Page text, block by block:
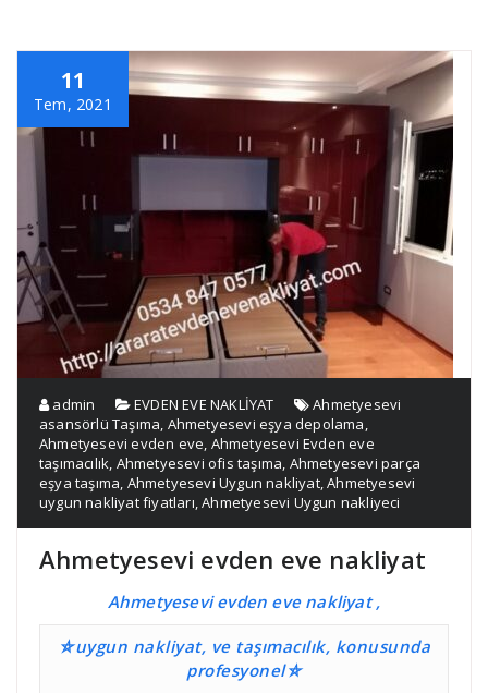
11
Tem, 2021
admin EVDEN EVE NAKLİYAT
Ahmetyesevi
asansörlü Taşıma, Ahmetyesevi eşya depolama,
Ahmetyesevi evden eve, Ahmetyesevi Evden eve
taşımacılık, Ahmetyesevi ofis taşıma, Ahmetyesevi parça
eşya taşıma, Ahmetyesevi Uygun nakliyat,Ahmetyesevi
uygun nakliyat fiyatları,Ahmetyesevi Uygun nakliyeci
Ahmetyesevi evden eve nakliyat
Ahmetyesevi evden eve nakliyat,
⛤uygun nakliyat, ve taşımacılık, konusunda
profesyonel⛤